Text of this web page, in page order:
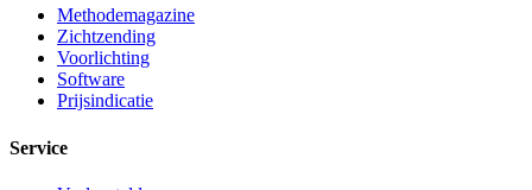
Methodemagazine
Zichtzending
Voorlichting
Software
Prijsindicatie
Service